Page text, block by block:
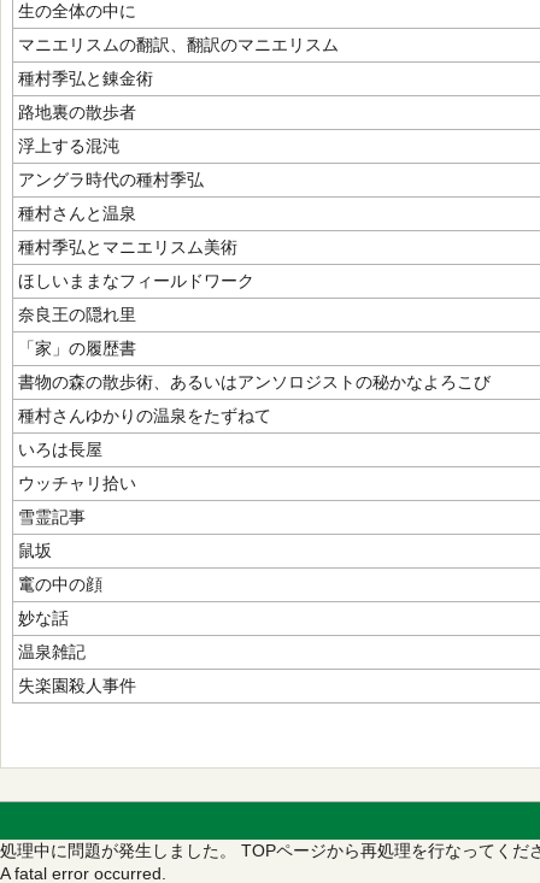
生の全体の中に
マニエリスムの翻訳、翻訳のマニエリスム
種村季弘と錬金術
路地裏の散歩者
浮上する混沌
アングラ時代の種村季弘
種村さんと温泉
種村季弘とマニエリスム美術
ほしいままなフィールドワーク
奈良王の隠れ里
「家」の履歴書
書物の森の散歩術、あるいはアンソロジストの秘かなよろこび
種村さんゆかりの温泉をたずねて
いろは長屋
ウッチャリ拾い
雪霊記事
鼠坂
竃の中の顔
妙な話
温泉雑記
失楽園殺人事件
処理中に問題が発生しました。 TOPページから再処理を行なってくだ
A fatal error occurred.